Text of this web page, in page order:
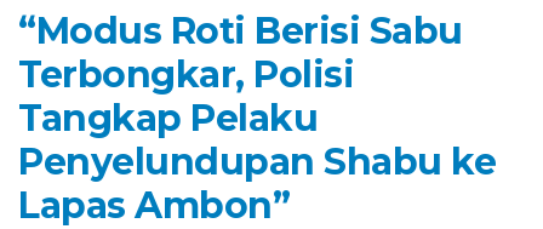
“Modus Roti Berisi Sabu
Terbongkar, Polisi
Tangkap Pelaku
Penyelundupan Shabu ke
Lapas Ambon”